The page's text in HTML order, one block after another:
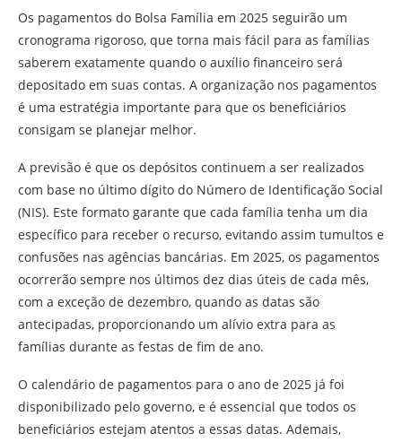
Os pagamentos do Bolsa Família em 2025 seguirão um
cronograma rigoroso, que torna mais fácil para as famílias
saberem exatamente quando o auxílio financeiro será
depositado em suas contas. A organização nos pagamentos
é uma estratégia importante para que os beneficiários
consigam se planejar melhor.
A previsão é que os depósitos continuem a ser realizados
com base no último dígito do Número de Identificação Social
(NIS). Este formato garante que cada família tenha um dia
específico para receber o recurso, evitando assim tumultos e
confusões nas agências bancárias. Em 2025, os pagamentos
ocorrerão sempre nos últimos dez dias úteis de cada mês,
com a exceção de dezembro, quando as datas são
antecipadas, proporcionando um alívio extra para as
famílias durante as festas de fim de ano.
O calendário de pagamentos para o ano de 2025 já foi
disponibilizado pelo governo, e é essencial que todos os
beneficiários estejam atentos a essas datas. Ademais,